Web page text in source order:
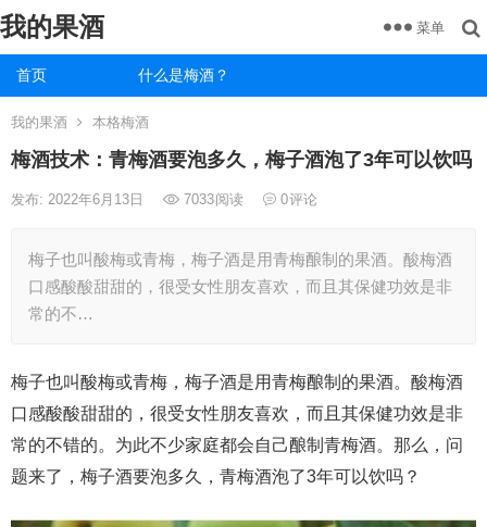
我的果酒
首页 什么是梅酒？
菜单
我的果酒 本格梅酒
梅酒技术：青梅酒要泡多久，梅子酒泡了3年可以饮吗
发布: 2022年6月13日 7033阅读 0评论
梅子也叫酸梅或青梅，梅子酒是用青梅酿制的果酒。酸梅酒
口感酸酸甜甜的，很受女性朋友喜欢，而且其保健功效是非
常的不…
梅子也叫酸梅或青梅，梅子酒是用青梅酿制的果酒。酸梅酒
口感酸酸甜甜的，很受女性朋友喜欢，而且其保健功效是非
常的不错的。为此不少家庭都会自己酿制青梅酒。那么，问
题来了，梅子酒要泡多久，青梅酒泡了3年可以饮吗？